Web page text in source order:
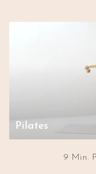
Pilates
9 Min.